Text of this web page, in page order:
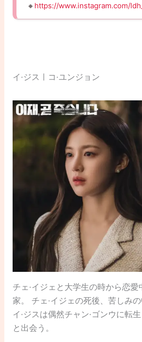
🔸 https://www.instagram.com/
イ·ジスㅣコ·ユンジョン
チェ·イジェと大学生の時から恋
家。 チェ·イジェの死後、苦しみ
イ·ジスは偶然チャン·ゴンウに転
と出会う。